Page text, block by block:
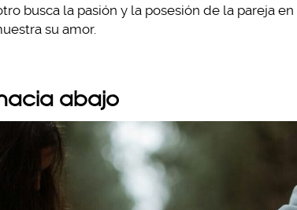
busca la pasión y la posesión de la pareja
su amor.
abajo